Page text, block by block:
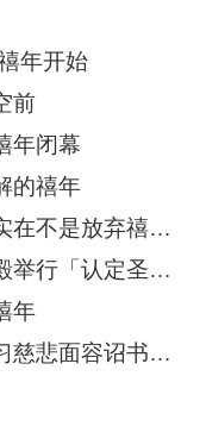
年开始
前
年闭幕
的禧年
梵蒂冈：隆巴尔迪神父：这实在不是放弃禧年的时候
慈悲禧年在即，圣伯多禄大殿举行「认定圣门」仪式
年
陕西：西安教区主教座堂学习慈悲面容诏书迎接禧年到来